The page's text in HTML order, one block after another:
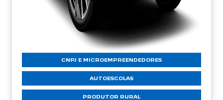
CNPJ E MICROEMPREENDEDORES
AUTOESCOLAS
PRODUTOR RURAL